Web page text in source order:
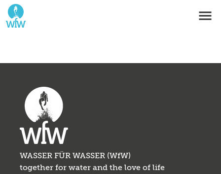
WASSER FÜR WASSER (WfW)
together for water and the love of life